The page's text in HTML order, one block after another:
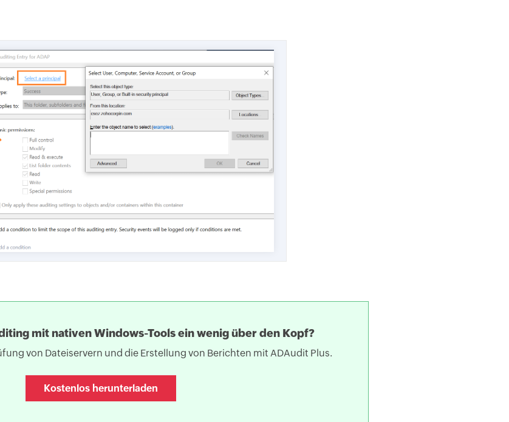
mit nativen Windows-Tools ein wenig über den Kopf?
von Dateiservern und die Erstellung von Berichten mit ADAudit Plus.
Kostenlos herunterladen